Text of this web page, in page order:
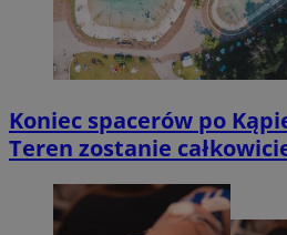
Koniec spacerów po
Teren zostanie